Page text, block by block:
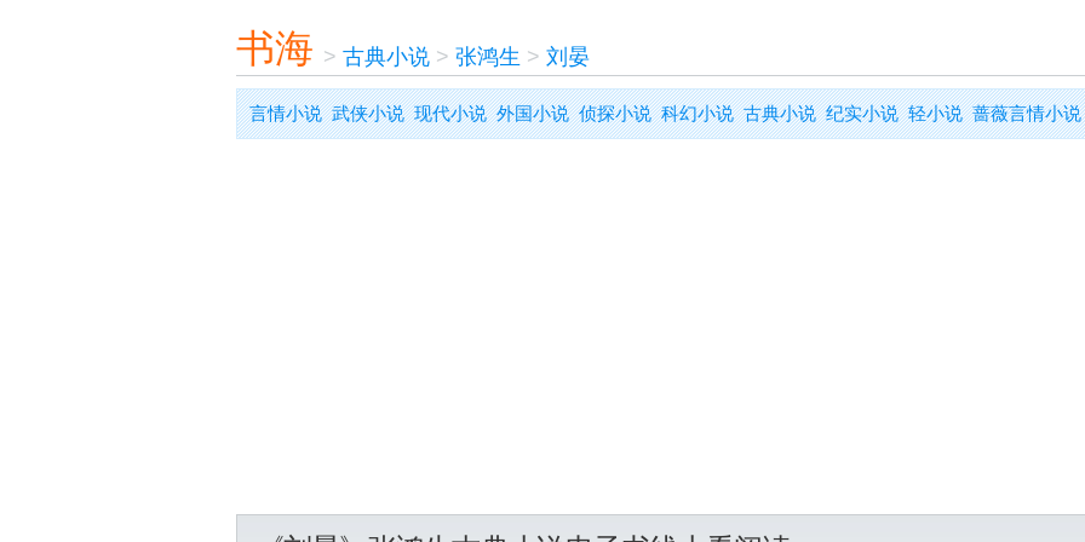
书海 > 古典小说> 张鸿生 > 刘晏
言情小说 武侠小说 现代小说 外国小说 侦探小说 科幻小说 古典小说 纪实小说 轻小说 蔷薇言情小说